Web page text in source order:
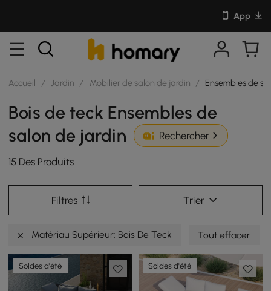
App
Accueil / Jardin / Mobilier de salon de jardin / Ensembles de
Bois de teck Ensembles de
salon de jardin
Rechercher
15 Des Produits
Filtres Trier
Matériau Supérieur: Bois De Teck Tout effacer
Soldes d'été Soldes d'été